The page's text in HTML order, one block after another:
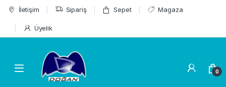
Skip to navigation
Skip to content
İletişim Sipariş Sepet Magaza
Üyelik
0